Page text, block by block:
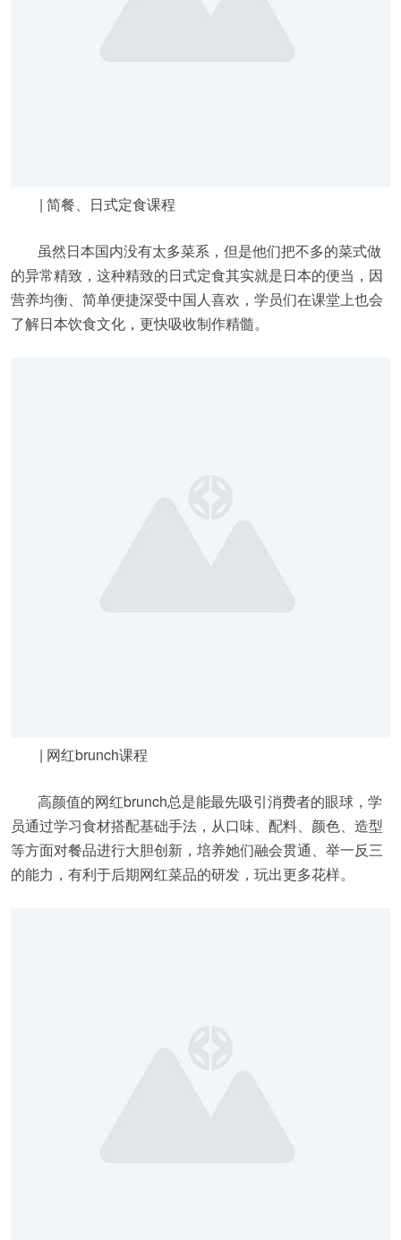
| 简餐、日式定食课程
虽然日本国内没有太多菜系，但是他们把不多的菜式做
的异常精致，这种精致的日式定食其实就是日本的便当，因
营养均衡、简单便捷深受中国人喜欢，学员们在课堂上也会
了解日本饮食文化，更快吸收制作精髓。
| 网红brunch课程
高颜值的网红brunch总是能最先吸引消费者的眼球，学
员通过学习食材搭配基础手法，从口味、配料、颜色、造型
等方面对餐品进行大胆创新，培养她们融会贯通、举一反三
的能力，有利于后期网红菜品的研发，玩出更多花样。